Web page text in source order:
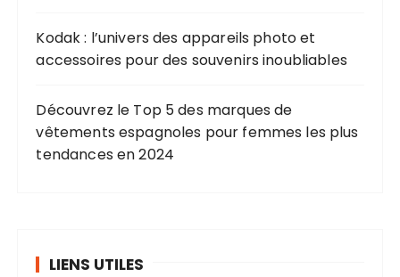
Kodak : l’univers des appareils photo et
accessoires pour des souvenirs inoubliables
Découvrez le Top 5 des marques de
vêtements espagnoles pour femmes les plus
tendances en 2024
LIENS UTILES